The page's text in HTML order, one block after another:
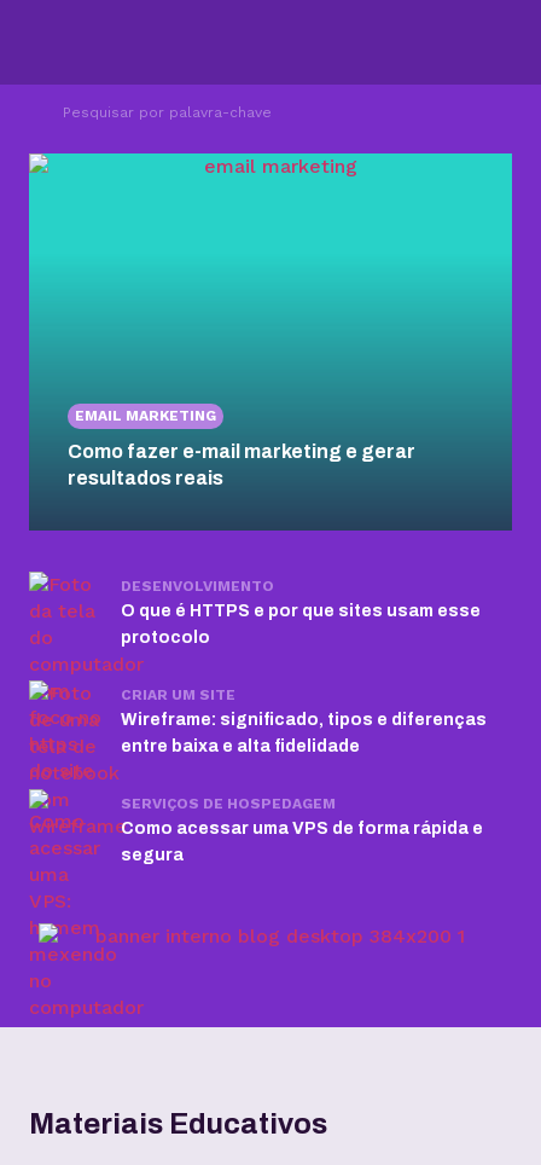
EMAIL MARKETING
Como fazer e-mail marketing e gerar
resultados reais
DESENVOLVIMENTO
O que é HTTPS e por que sites usam esse
protocolo
CRIAR UM SITE
Wireframe: significado, tipos e diferenças
entre baixa e alta fidelidade
SERVIÇOS DE HOSPEDAGEM
Como acessar uma VPS de forma rápida e
segura
Materiais Educativos